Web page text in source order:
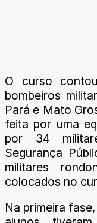
O curso
bombeiros
Pará e Mato
feita por uma
por 34
Segurança
militares
colocados no
Na primeira